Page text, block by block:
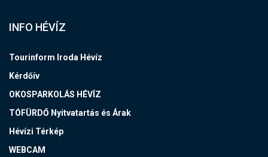
INFO HÉVÍZ
Tourinform Iroda Hévíz
Kérdőív
OKOSPARKOLÁS HÉVÍZ
TÓFÜRDŐ Nyitvatartás és Árak
Hévízi Térkép
WEBCAM